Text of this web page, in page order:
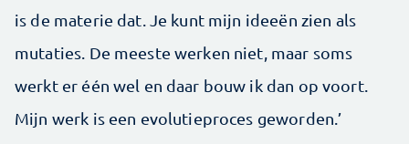
is de materie dat. Je kunt mijn ideeën zien als
mutaties. De meeste werken niet, maar soms
werkt er één wel en daar bouw ik dan op voort.
Mijn werk is een evolutieproces geworden.’